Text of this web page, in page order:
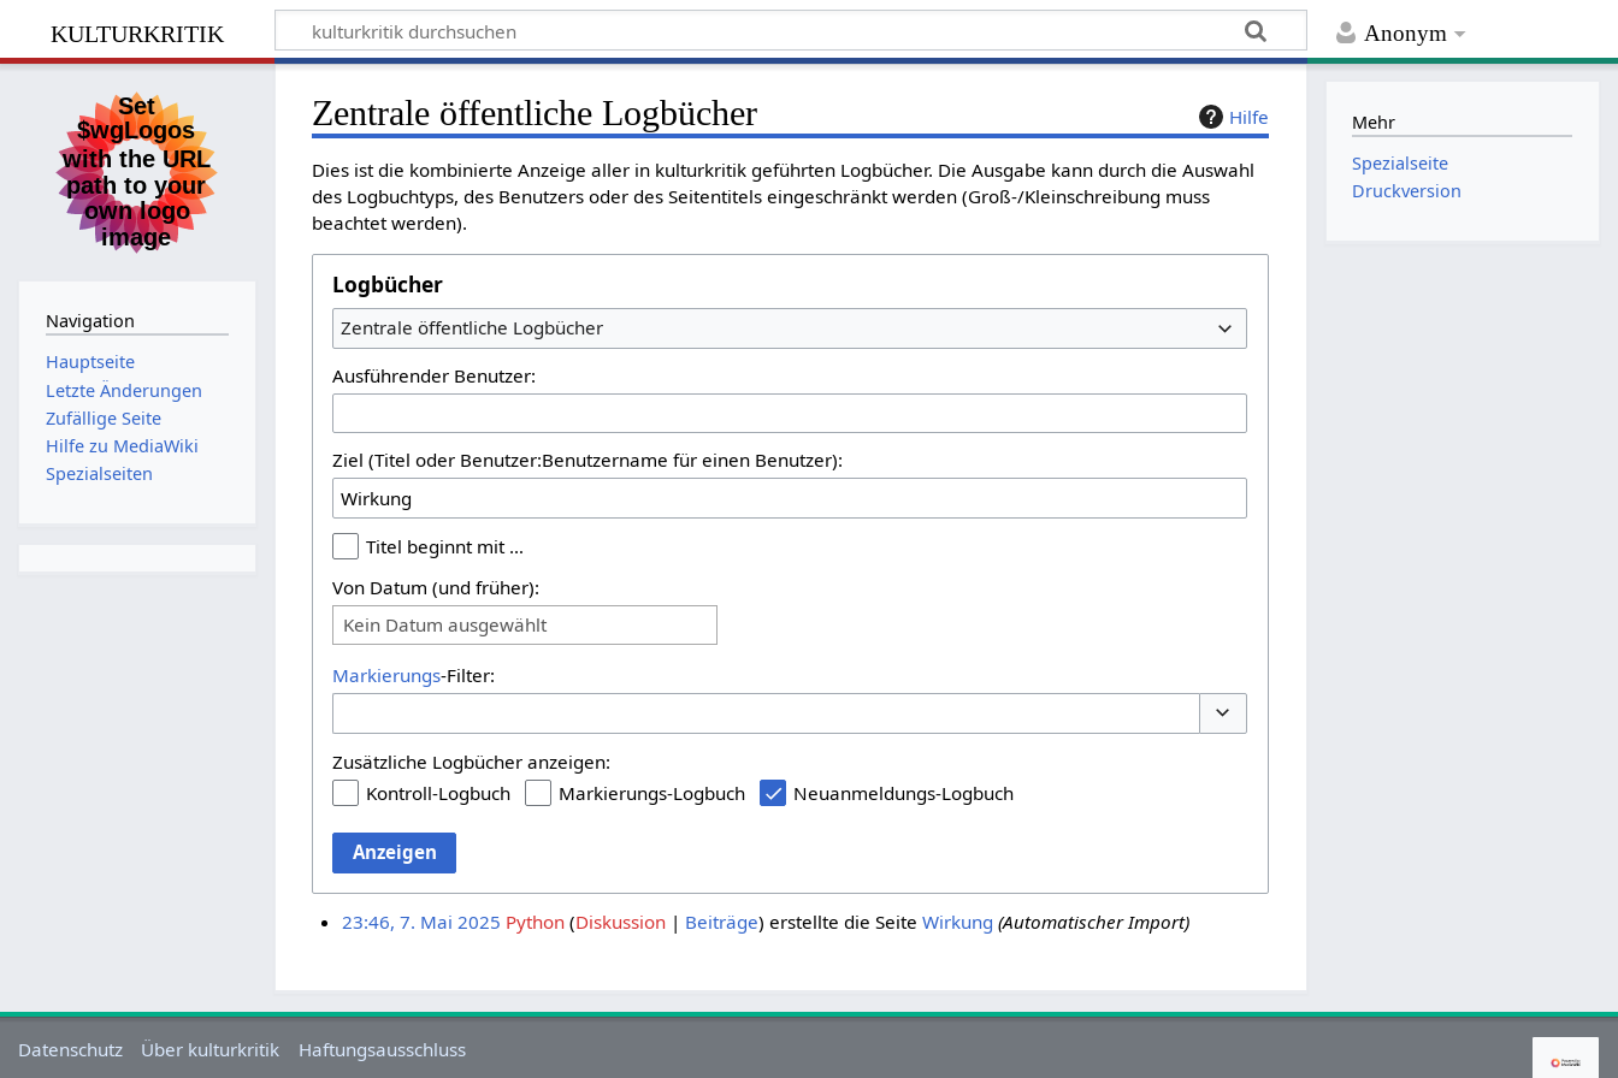
Anonym
kulturkritik
Hilfe
Zentrale öffentliche Logbücher
Dies ist die kombinierte Anzeige aller in kulturkritik geführten Logbücher. Die Ausgabe kann durch die Auswahl
des Logbuchtyps, des Benutzers oder des Seitentitels eingeschränkt werden (Groß-/Kleinschreibung muss
beachtet werden).
Logbücher
Zentrale öffentliche Logbücher
Ausführender Benutzer:
Ziel (Titel oder Benutzer:Benutzername für einen Benutzer):
Titel beginnt mit …
Von Datum (und früher):
Kein Datum ausgewählt
Markierungs-Filter:
Zusätzliche Logbücher anzeigen:
Kontroll-Logbuch
Markierungs-Logbuch Neuanmeldungs-Logbuch
Anzeigen
23:46, 7. Mai 2025 Python Diskussion Beiträge erstellte die Seite Wirkung (Automatischer Import)
Navigation
Hauptseite
Letzte Änderungen
Zufällige Seite
Hilfe zu MediaWiki
Spezialseiten
Mehr
Spezialseite
Druckversion
Datenschutz Über kulturkritik Haftungsausschluss